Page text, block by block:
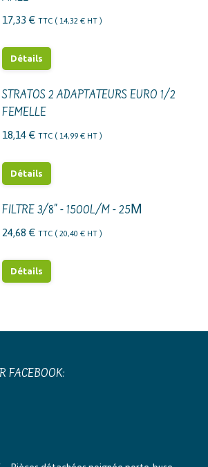
17,33 € TTC ( 14,32 € HT )
Détails
STRATOS 2 ADAPTATEURS EURO 1/2
FEMELLE
18,14 € TTC ( 14,99 € HT )
Détails
FILTRE 3/8" - 1500L/M - 25Μ
24,68 € TTC ( 20,40 € HT )
Détails
FACEBOOK: